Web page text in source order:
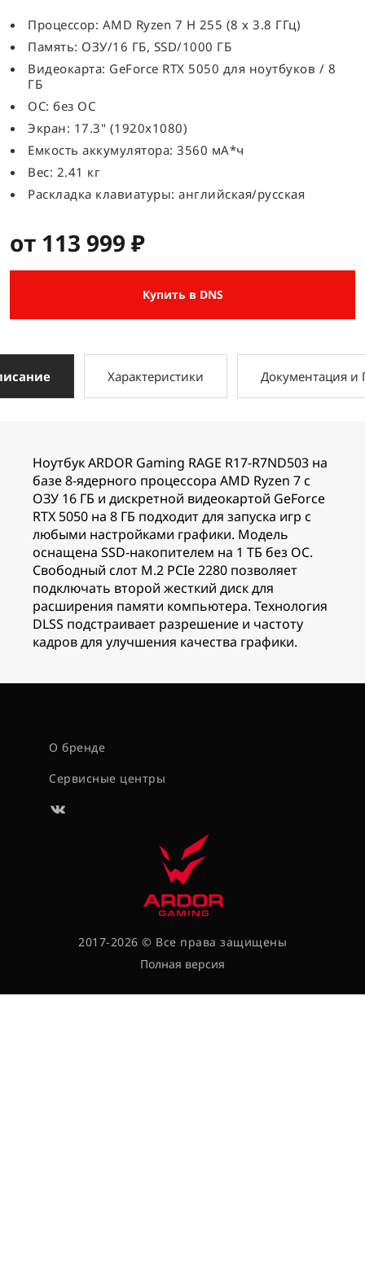
Процессор: AMD Ryzen 7 H 255 (8 x 3.8 ГГц)
Память: ОЗУ/16 ГБ, SSD/1000 ГБ
Видеокарта: GeForce RTX 5050 для ноутбуков / 8
ГБ
ОС: без ОС
Экран: 17.3" (1920x1080)
Емкость аккумулятора: 3560 мА*ч
Вес: 2.41 кг
Раскладка клавиатуры: английская/русская
от 113 999 ₽
Купить в DNS
Характеристики Документация и
Ноутбук ARDOR Gaming RAGE R17-R7ND503 на
базе 8-ядерного процессора AMD Ryzen 7 с
ОЗУ 16 ГБ и дискретной видеокартой GeForce
RTX 5050 на 8 ГБ подходит для запуска игр с
любыми настройками графики. Модель
оснащена SSD-накопителем на 1 ТБ без ОС.
Свободный слот M.2 PCIe 2280 позволяет
подключать второй жесткий диск для
расширения памяти компьютера. Технология
DLSS подстраивает разрешение и частоту
кадров для улучшения качества графики.
О бренде
Сервисные центры
2017-2026 © Все права защищены
Полная версия